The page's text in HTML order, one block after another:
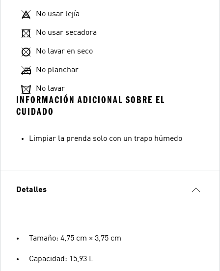
No usar lejía
No usar secadora
No lavar en seco
No planchar
No lavar
INFORMACIÓN ADICIONAL SOBRE EL
CUIDADO
Limpiar la prenda solo con un trapo húmedo
Detalles
Tamaño: 4,75 cm × 3,75 cm
Capacidad: 15,93 L